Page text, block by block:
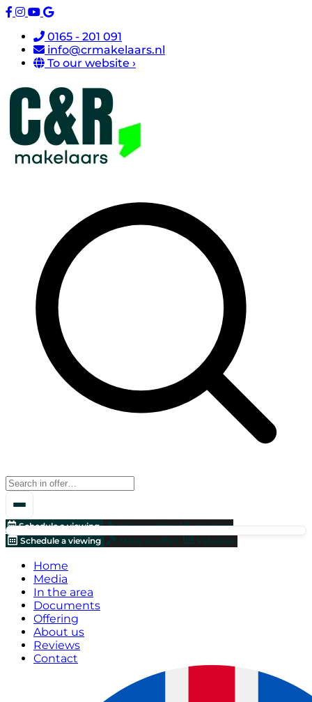
0165 - 201 091
info@crmakelaars.nl
To our website ›
Schedule a viewing Make an offer!
Valuation
Schedule a viewing
Make an offer! Valuation
Home
Media
In the area
Documents
Offering
About us
Reviews
Contact